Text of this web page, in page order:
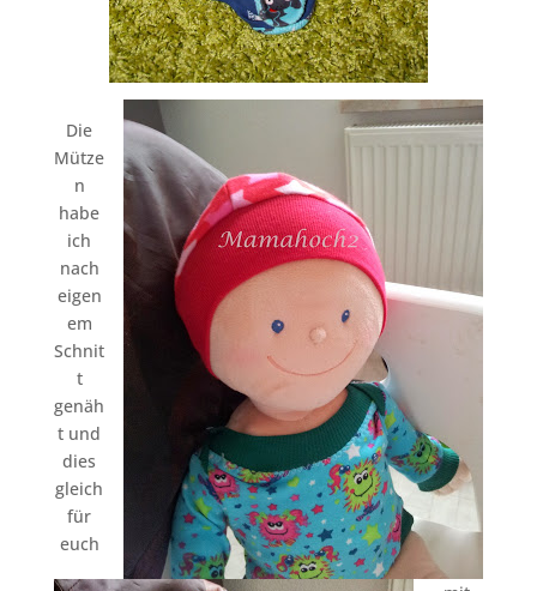
Die
Mütze
n
habe
ich
nach
eigen
em
Schnit
t
genäh
t und
dies
gleich
für
euch